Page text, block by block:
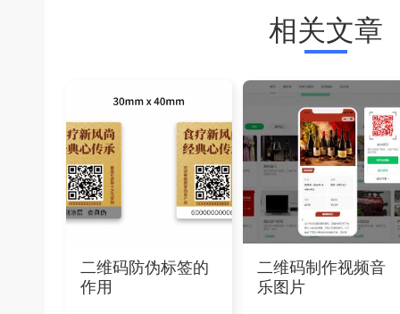
相关文章
二维码防伪标签的
作用
二维码制作视频音
乐图片